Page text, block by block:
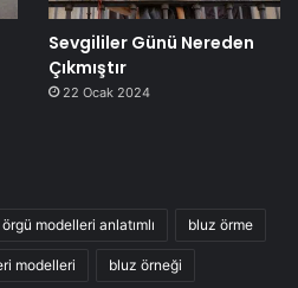
Sevgililer Günü Nereden
Çıkmıştır
22 Ocak 2024
modelleri anlatımlı bluz örme
modelleri bluz örneği